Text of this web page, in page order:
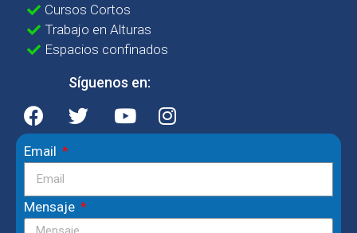
Cursos Cortos
Trabajo en Alturas
Espacios confinados
Síguenos en:
Email
Mensaje